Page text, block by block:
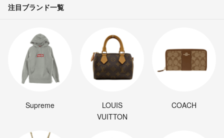
注目ブランド一覧
Supreme
LOUIS
VUITTON
COACH